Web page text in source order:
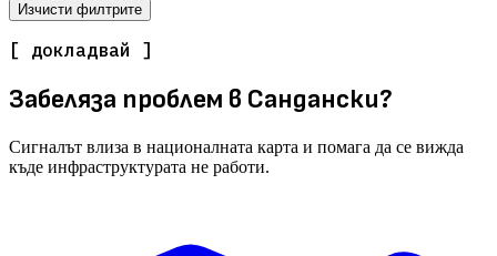
Изчисти филтрите
[ докладвай ]
Забеляза проблем в Сандански?
Сигналът влиза в националната карта и помага да се вижда
къде инфраструктурата не работи.